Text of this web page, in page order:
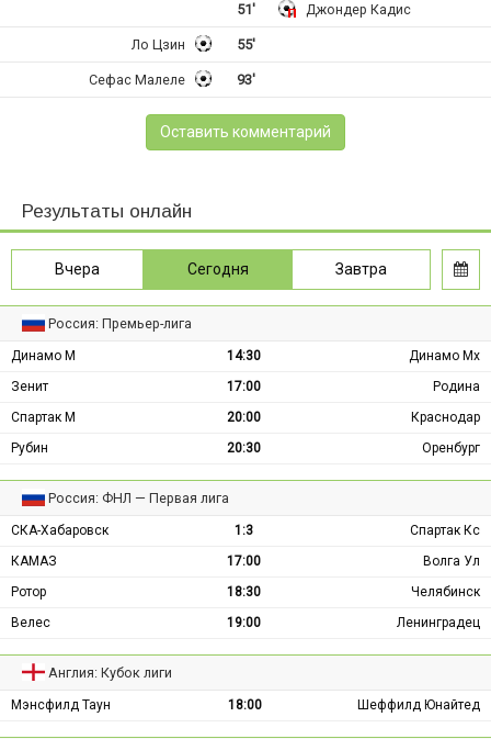
51' Джондер Кадис
55'
Ло Цзин
93'
Сефас Малеле
Оставить комментарий
Результаты онлайн
Вчера Сегодня Завтра
Россия: Премьер-лига
Динамо М 14:30
Динамо Мх
Зенит
17:00
Родина
Спартак М
20:00
Краснодар
Рубин
20:30 Оренбург
Россия: ФНЛ — Первая лига
СКА-Хабаровск 1:3
Спартак Кс
КАМАЗ
17:00
Волга Ул
Ротор
18:30
Челябинск
Велес
19:00 Ленинградец
Англия: Кубок лиги
Мэнсфилд Таун 18:00 Шеффилд Юнайтед